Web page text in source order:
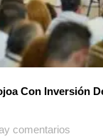
Con Inversión
comentarios